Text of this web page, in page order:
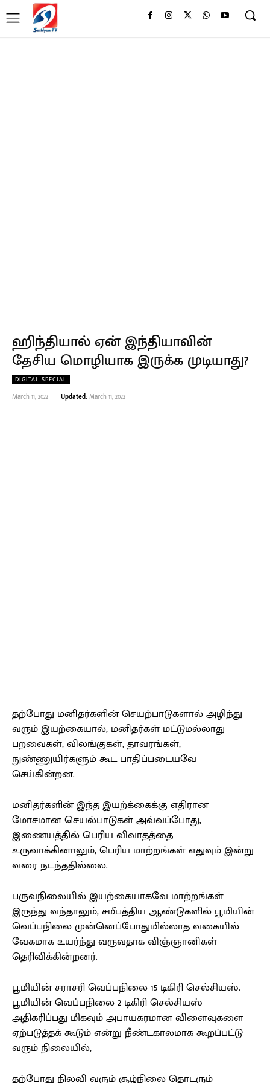
ஹிந்தியால் ஏன் இந்தியாவின்
தேசிய மொழியாக இருக்க முடியாது?
DIGITAL SPECIAL
March 11, 2022 Updated: March 11, 2022
தற்போது மனிதர்களின் செயற்பாடுகளால் அழிந்து
வரும் இயற்கையால், மனிதர்கள் மட்டுமல்லாது
பறவைகள், விலங்குகள், தாவரங்கள்,
நுண்ணுயிர்களும் கூட பாதிப்படையவே
செய்கின்றன.
மனிதர்களின் இந்த இயற்க்கைக்கு எதிரான
மோசமான செயல்பாடுகள் அவ்வப்போது,
இணையத்தில் பெரிய விவாதத்தை
உருவாக்கினாலும், பெரிய மாற்றங்கள் எதுவும் இன்று
வரை நடந்ததில்லை.
பருவநிலையில் இயற்கையாகவே மாற்றங்கள்
இருந்து வந்தாலும், சமீபத்திய ஆண்டுகளில் பூமியின்
வெப்பநிலை முன்னெப்போதுமில்லாத வகையில்
வேகமாக உயர்ந்து வருவதாக விஞ்ஞானிகள்
தெரிவிக்கின்றனர்.
பூமியின் சராசரி வெப்பநிலை 15 டிகிரி செல்சியஸ்.
பூமியின் வெப்பநிலை 2 டிகிரி செல்சியஸ்
அதிகரிப்பது மிகவும் அபாயகரமான விளைவுகளை
ஏற்படுத்தக் கூடும் என்று நீண்டகாலமாக கூறப்பட்டு
வரும் நிலையில்,
தற்போது நிலவி வரும் சூழ்நிலை தொடரும்